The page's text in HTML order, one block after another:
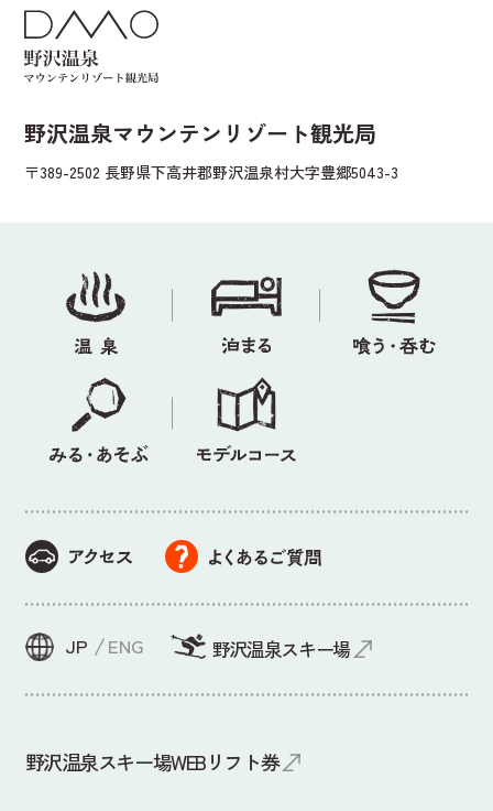
野沢温泉マウンテンリゾート観光局
〒389-2502 長野県下高井郡野沢温泉村大字豊郷5043-3
JP ENG 野沢温泉スキー場
野沢温泉スキー場WEBリフト券